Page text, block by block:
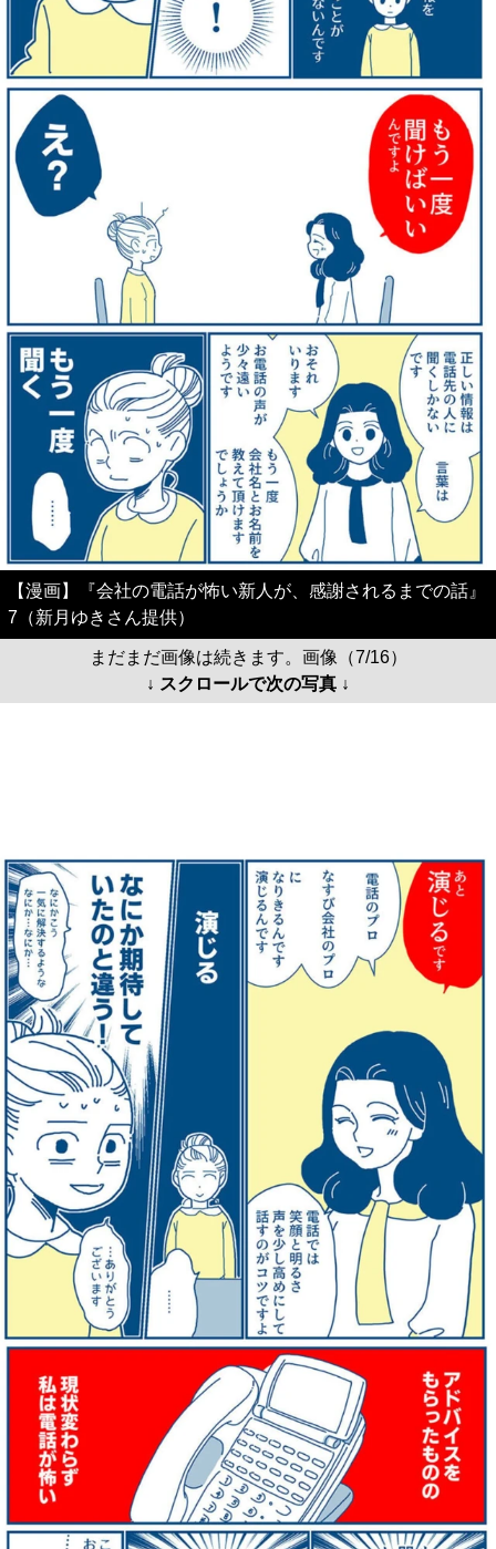
【漫画】『会社の電話が怖い新人が、感謝されるまでの話』
7（新月ゆきさん提供）
まだまだ画像は続きます。画像（7/16）
↓ スクロールで次の写真 ↓